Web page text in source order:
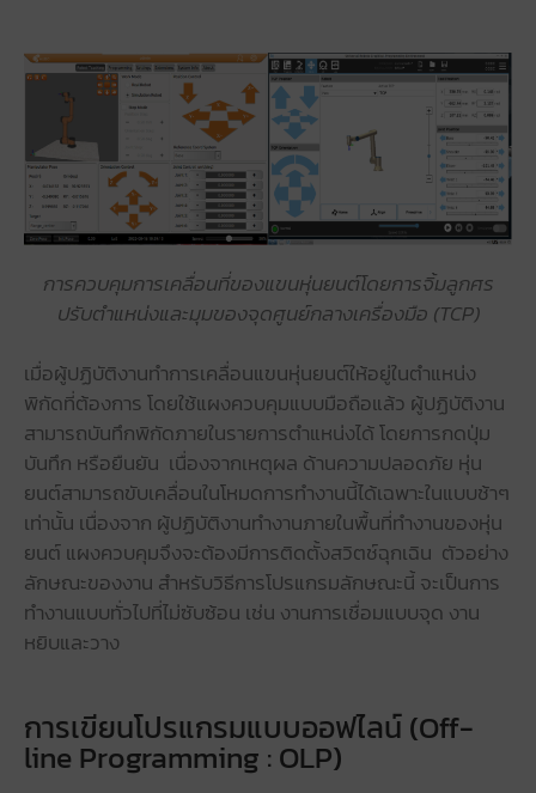
การควบคุมการเคลื่อนที่ของแขนหุ่นยนต์โดยการจิ้มลูกศร
ปรับตำแหน่งและมุมของจุดศูนย์กลางเครื่องมือ (TCP)
เมื่อผู้ปฏิบัติงานทำการเคลื่อนแขนหุ่นยนต์ให้อยู่ในตำแหน่ง
พิกัดที่ต้องการ โดยใช้แผงควบคุมแบบมือถือแล้ว ผู้ปฏิบัติงาน
สามารถบันทึกพิกัดภายในรายการตำแหน่งได้ โดยการกดปุ่ม
บันทึก หรือยืนยัน เนื่องจากเหตุผล ด้านความปลอดภัย หุ่น
ยนต์สามารถขับเคลื่อนในโหมดการทำงานนี้ได้เฉพาะในแบบช้าๆ
เท่านั้น เนื่องจาก ผู้ปฏิบัติงานทำงานภายในพื้นที่ทำงานของหุ่น
ยนต์ แผงควบคุมจึงจะต้องมีการติดตั้งสวิตช์ฉุกเฉิน ตัวอย่าง
ลักษณะของงาน สำหรับวิธีการโปรแกรมลักษณะนี้ จะเป็นการ
ทำงานแบบทั่วไปที่ไม่ซับซ้อน เช่น งานการเชื่อมแบบจุด งาน
หยิบและวาง
การเขียนโปรแกรมแบบออฟไลน์ (Off-
line Programming : OLP)